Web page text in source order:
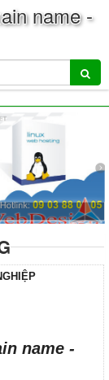
name -
name -